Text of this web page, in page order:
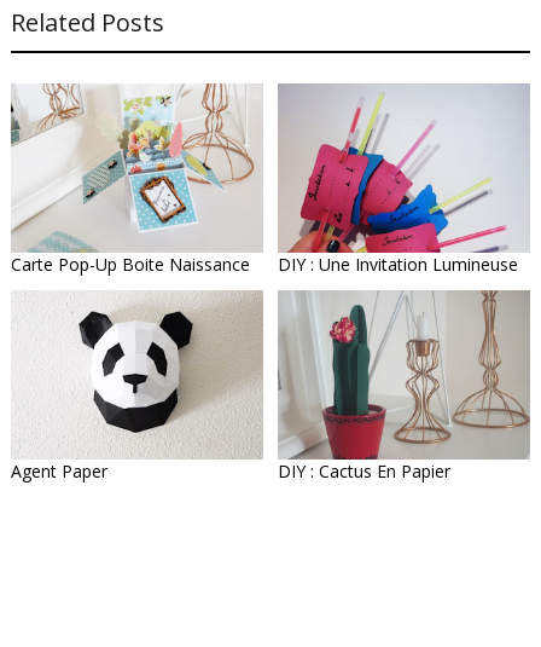
Related Posts
Carte Pop-Up Boite Naissance DIY : Une Invitation Lumineuse
Agent Paper DIY : Cactus En Papier